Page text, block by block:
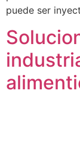
puede ser